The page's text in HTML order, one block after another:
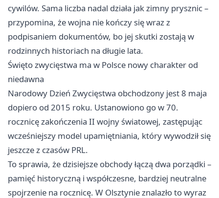
cywilów. Sama liczba nadal działa jak zimny prysznic –
przypomina, że wojna nie kończy się wraz z
podpisaniem dokumentów, bo jej skutki zostają w
rodzinnych historiach na długie lata.
Święto zwycięstwa ma w Polsce nowy charakter od
niedawna
Narodowy Dzień Zwycięstwa obchodzony jest 8 maja
dopiero od 2015 roku. Ustanowiono go w 70.
rocznicę zakończenia II wojny światowej, zastępując
wcześniejszy model upamiętniania, który wywodził się
jeszcze z czasów PRL.
To sprawia, że dzisiejsze obchody łączą dwa porządki –
pamięć historyczną i współczesne, bardziej neutralne
spojrzenie na rocznicę. W Olsztynie znalazło to wyraz